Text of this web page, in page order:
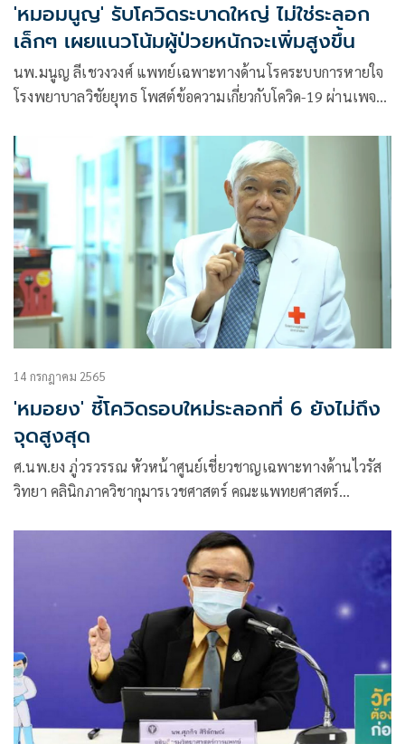
'หมอมนูญ' รับโควิดระบาดใหญ่ ไม่ใช่ระลอก
เล็กๆ เผยแนวโน้มผู้ป่วยหนักจะเพิ่มสูงขึ้น
นพ.มนูญ ลีเชวงวงศ์ แพทย์เฉพาะทางด้านโรคระบบการหายใจ
โรงพยาบาลวิชัยยุทธ โพสต์ข้อความเกี่ยวกับโควิด-19 ผ่านเพจ
มิถุนายน 2565 ผมเขียนลงใน FB จากการที่เป็นแพทย์ที่ปฏิบัติ
หน้างาน ดูแลผู้ป่วยด้วยตนเอง
14 กรกฎาคม 2565
'หมอยง' ชี้โควิดรอบใหม่ระลอกที่ 6 ยังไม่ถึง
จุดสูงสุด
ศ.นพ.ยง ภู่วรวรรณ หัวหน้าศูนย์เชี่ยวชาญเฉพาะทางด้านไวรัส
วิทยา คลินิกภาควิชากุมารเวชศาสตร์ คณะแพทยศาสตร์